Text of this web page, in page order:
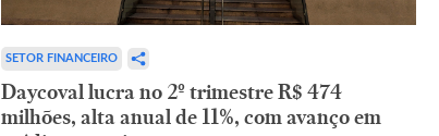
SETOR FINANCEIRO
Daycoval lucra no 2º trimestre R$ 474
milhões, alta anual de 11%, com avanço em